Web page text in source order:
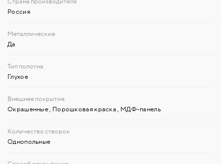
Россия
Да
Глухое
Окрашенные Порошковая краска МДФ-панель
Однопольные